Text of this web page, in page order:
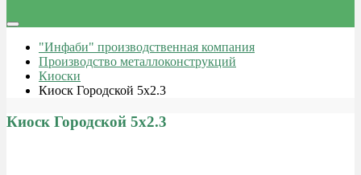
"Инфаби" производственная компания
Производство металлоконструкций
Киоски
Киоск Городской 5х2.3
Киоск Городской 5х2.3